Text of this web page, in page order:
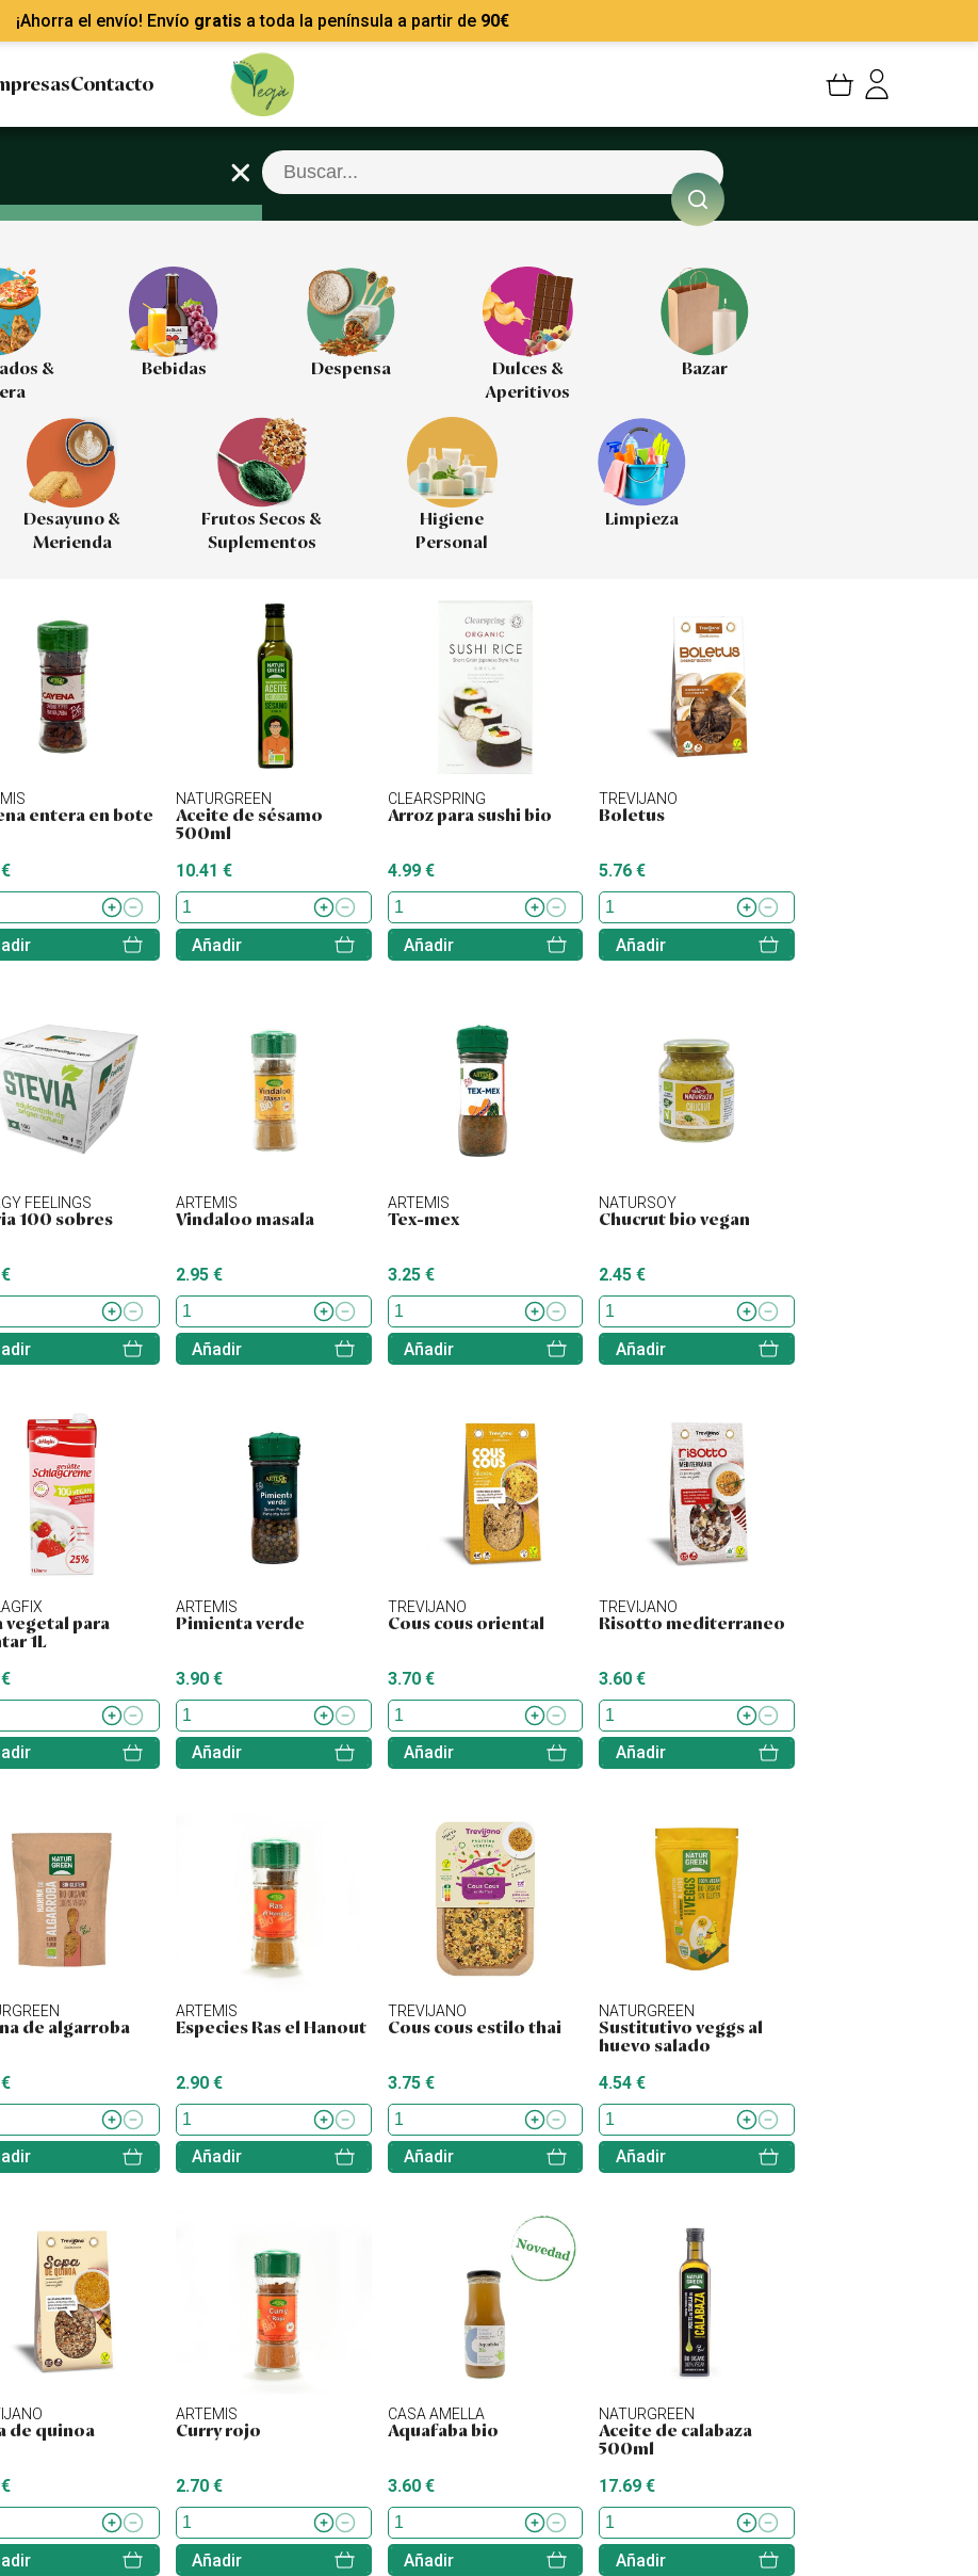
¡Ahorra el envío! Envío gratis a toda la península a partir de 90€
Contacto
Cerrar sesión
&
Bebidas Despensa
Dulces &
Aperitivos
Bazar
Desayuno &
Merienda
Frutos Secos &
Suplementos
Higiene
Personal
Limpieza
entera en bote
NATURGREEN
Aceite de sésamo
500ml
10.41 €
Añadir
CLEARSPRING
Arroz para sushi bio
4.99 €
Añadir
TREVIJANO
Boletus
5.76 €
Añadir
FEELINGS
100 sobres
ARTEMIS
Vindaloo masala
2.95 €
Añadir
ARTEMIS
Tex-mex
3.25 €
Añadir
NATURSOY
Chucrut bio vegan
2.45 €
Añadir
vegetal para
1L
ARTEMIS
Pimienta verde
3.90 €
Añadir
TREVIJANO
Cous cous oriental
3.70 €
Añadir
TREVIJANO
Risotto mediterraneo
3.60 €
Añadir
de algarroba
ARTEMIS
Especies Ras el Hanout
2.90 €
Añadir
TREVIJANO
Cous cous estilo thai
3.75 €
Añadir
NATURGREEN
Sustitutivo veggs al
huevo salado
4.54 €
Añadir
de quinoa
ARTEMIS
Curry rojo
2.70 €
Añadir
CASA AMELLA
Aquafaba bio
3.60 €
Añadir
NATURGREEN
Aceite de calabaza
500ml
17.69 €
Añadir